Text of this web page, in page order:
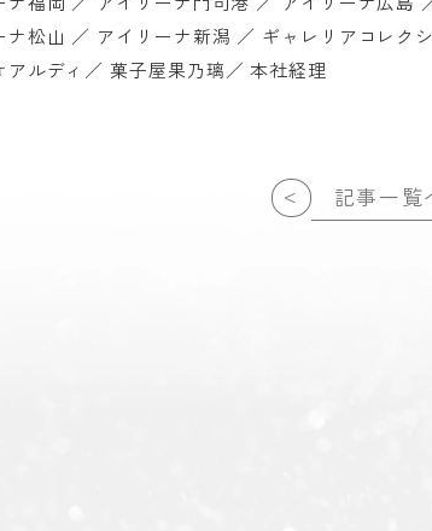
ナ松山 ／ アイリーナ新潟 ／ ギャレリアコレク
アルディ／ 菓子屋果乃璃／ 本社経理
< 記事一覧